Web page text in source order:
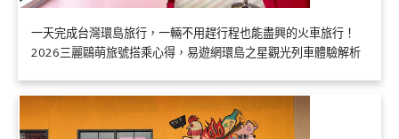
一天完成台灣環島旅行，一輛不用趕行程也能盡興的火車旅行！
2026三麗鷗萌旅號搭乘心得，易遊網環島之星觀光列車體驗解析